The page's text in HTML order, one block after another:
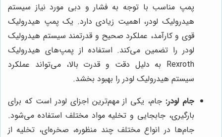
پمپ مناسب با توجه به فشار و دبی مورد نیاز سیستم
هیدرولیک لودر، اهمیت زیادی دارد. یک پمپ هیدرولیک
قوی و کارآمد، عملکرد صحیح و قدرتمند سیستم هیدرولیک
لودر را تضمین می‌کند. استفاده از پمپ‌های هیدرولیک
Rexroth به دلیل دقت و قدرت بالا، می‌تواند عملکرد
سیستم هیدرولیک لودر را بهبود بخشد.
جام لودر: جام، یکی از مهم‌ترین اجزای لودر است که برای
بارگیری، جابجایی و تخلیه مواد مختلف استفاده می‌شود.
جام‌ها در انواع مختلف چند منظوره، صخره‌ای، تخلیه از